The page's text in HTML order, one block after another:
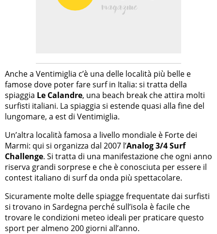
Anche a Ventimiglia c’è una delle località più belle e
famose dove poter fare surf in Italia: si tratta della
spiaggia Le Calandre, una beach break che attira molti
surfisti italiani. La spiaggia si estende quasi alla fine del
lungomare, a est di Ventimiglia.
Un’altra località famosa a livello mondiale è Forte dei
Marmi: qui si organizza dal 2007 l’Analog 3/4 Surf
Challenge. Si tratta di una manifestazione che ogni anno
riserva grandi sorprese e che è conosciuta per essere il
contest italiano di surf da onda più spettacolare.
Sicuramente molte delle spiagge frequentate dai surfisti
si trovano in Sardegna perché sull’isola è facile che
trovare le condizioni meteo ideali per praticare questo
sport per almeno 200 giorni all’anno.